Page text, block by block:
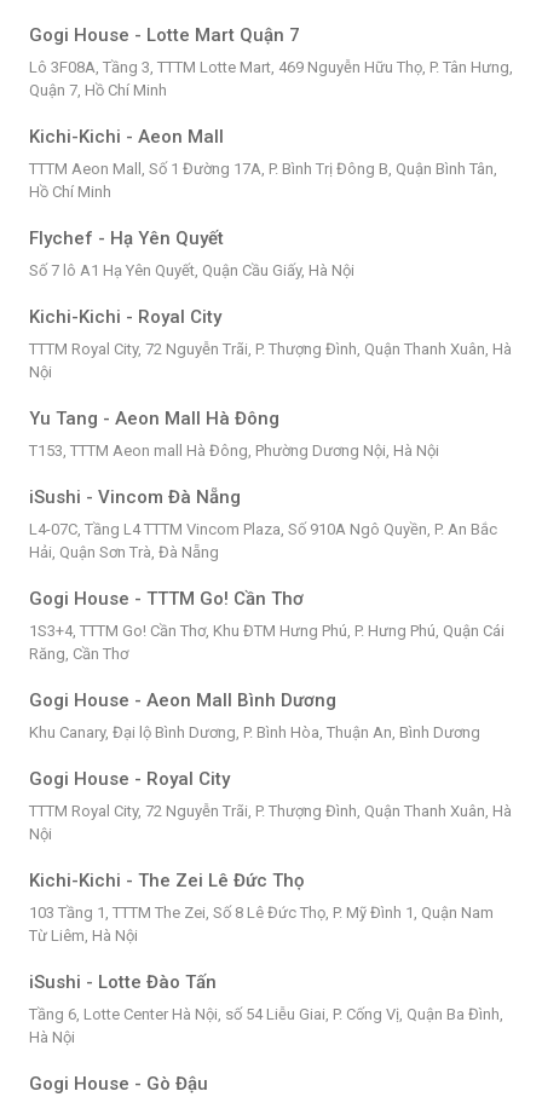
Gogi House - Lotte Mart Quận 7
Lô 3F08A, Tầng 3, TTTM Lotte Mart, 469 Nguyễn Hữu Thọ, P. Tân Hưng,
Quận 7, Hồ Chí Minh
Kichi-Kichi - Aeon Mall
TTTM Aeon Mall, Số 1 Đường 17A, P. Bình Trị Đông B, Quận Bình Tân,
Hồ Chí Minh
Flychef - Hạ Yên Quyết
Số 7 lô A1 Hạ Yên Quyết, Quận Cầu Giấy, Hà Nội
Kichi-Kichi - Royal City
TTTM Royal City, 72 Nguyễn Trãi, P. Thượng Đình, Quận Thanh Xuân, Hà
Nội
Yu Tang - Aeon Mall Hà Đông
T153, TTTM Aeon mall Hà Đông, Phường Dương Nội, Hà Nội
iSushi - Vincom Đà Nẵng
L4-07C, Tầng L4 TTTM Vincom Plaza, Số 910A Ngô Quyền, P. An Bắc
Hải, Quận Sơn Trà, Đà Nẵng
Gogi House - TTTM Go! Cần Thơ
1S3+4, TTTM Go! Cần Thơ, Khu ĐTM Hưng Phú, P. Hưng Phú, Quận Cái
Răng, Cần Thơ
Gogi House - Aeon Mall Bình Dương
Khu Canary, Đại lộ Bình Dương, P. Bình Hòa, Thuận An, Bình Dương
Gogi House - Royal City
TTTM Royal City, 72 Nguyễn Trãi, P. Thượng Đình, Quận Thanh Xuân, Hà
Nội
Kichi-Kichi - The Zei Lê Đức Thọ
103 Tầng 1, TTTM The Zei, Số 8 Lê Đức Thọ, P. Mỹ Đình 1, Quận Nam
Từ Liêm, Hà Nội
iSushi - Lotte Đào Tấn
Tầng 6, Lotte Center Hà Nội, số 54 Liễu Giai, P. Cống Vị, Quận Ba Đình,
Hà Nội
Gogi House - Gò Đậu